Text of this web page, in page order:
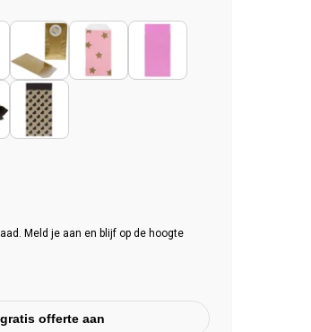
Meld je aan en blijf op de hoogte
offerte aan